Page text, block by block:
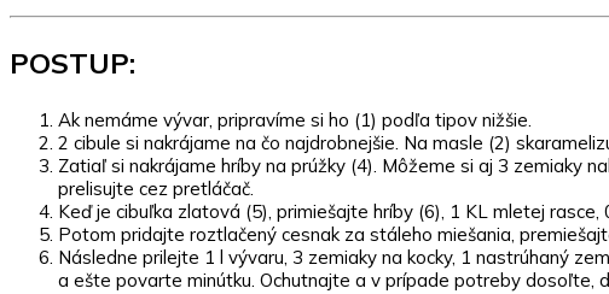
POSTUP:
Ak nemáme vývar, pripravíme si ho (1) podľa tipov nižšie.
2 cibule si nakrájame na čo najdrobnejšie. Na masle (2)
Zatiaľ si nakrájame hríby na prúžky (4). Môžeme si aj 3 zemiaky
prelisujte cez pretláčač.
Keď je cibuľka zlatová (5), primiešajte hríby (6), 1 KL mletej
Potom pridajte roztlačený cesnak za stáleho miešania,
Následne prilejte 1 l vývaru, 3 zemiaky na kocky, 1 nastrúhaný
a ešte povarte minútku. Ochutnajte a v prípade potreby dosoľte,